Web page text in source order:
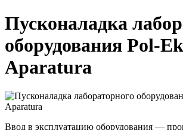
Пусконаладка
оборудования Pol-
Aparatura
Ввод в эксплуатацию оборудования —